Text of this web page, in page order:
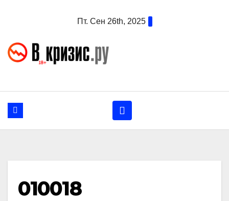
Пт. Сен 26th, 2025
010018